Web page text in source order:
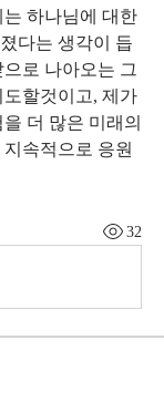
하나님에 대한
다는 생각이 듭
로 나아오는 그
할것이고, 제가
더 많은 미래의
속적으로 응원
32